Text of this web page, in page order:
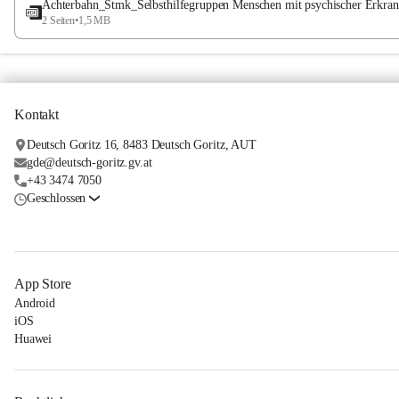
Achterbahn_Stmk_Selbsthilfegruppen Menschen mit psychischer
2 Seiten•1,5 MB
Kontakt
Deutsch Goritz 16, 8483 Deutsch Goritz, AUT
gde@deutsch-goritz.gv.at
+43 3474 7050
Geschlossen
App Store
Android
iOS
Huawei